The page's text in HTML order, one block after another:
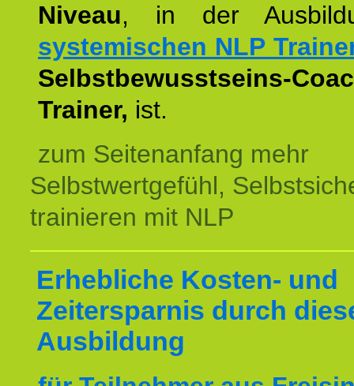
Niveau, in der
systemischen NLP
Selbstbewusstseins-
Trainer, ist.
zum Seitenanfang mehr
Selbstwertgefühl,
trainieren mit NLP
Erhebliche Kosten- und
Zeitersparnis durch
Ausbildung